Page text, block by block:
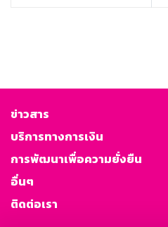
ข่าวสาร
บริการทางการเงิน
การพัฒนาเพื่อความยั่งยืน
อื่นๆ
ติดต่อเรา